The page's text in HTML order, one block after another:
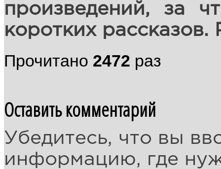
произведений, за
коротких
Прочитано 2472 раз
Оставить комментарий
Убедитесь, что вы
информацию, где